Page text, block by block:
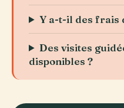
Y a-t-il des frais
Des visites
disponibles ?